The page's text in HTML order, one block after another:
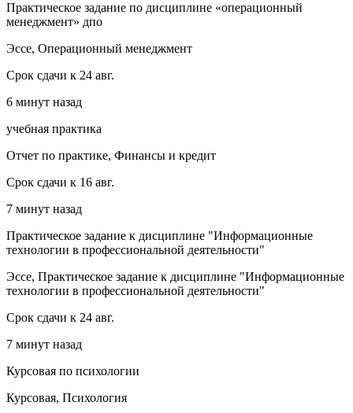
Практическое задание по дисциплине «операционный
менеджмент» дпо
Эссе, Операционный менеджмент
Срок сдачи к 24 авг.
6 минут назад
учебная практика
Отчет по практике, Финансы и кредит
Срок сдачи к 16 авг.
7 минут назад
Практическое задание к дисциплине "Информационные
технологии в профессиональной деятельности"
Эссе, Практическое задание к дисциплине "Информационные
технологии в профессиональной деятельности"
Срок сдачи к 24 авг.
7 минут назад
Курсовая по психологии
Курсовая, Психология